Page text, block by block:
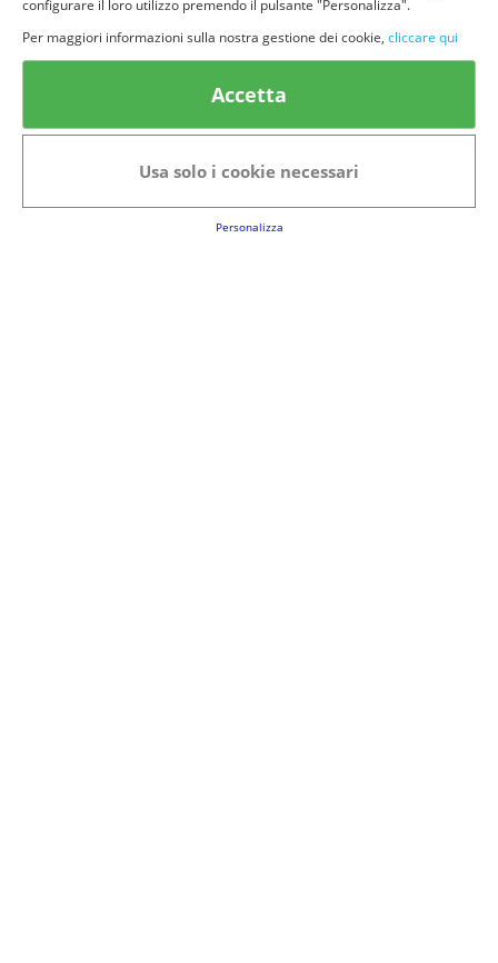
© provaprodottigratis.it 2023 | All Rights Reserved.
Categorie in evidenza
Bellezza
Alimenti e bevande
Animali
configurare il loro utilizzo premendo il pulsante "Personalizza".
Per maggiori informazioni sulla nostra gestione dei cookie, cliccare qui
Accetta
Usa solo i cookie necessari
Personalizza